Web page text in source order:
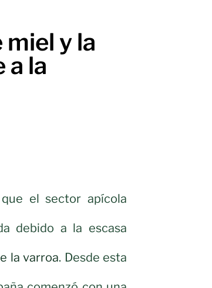
y la
a la
el sector apícola
debido a la escasa
la varroa. Desde esta